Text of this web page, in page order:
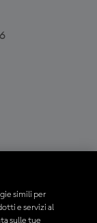
simili per
e servizi al
sulle tue